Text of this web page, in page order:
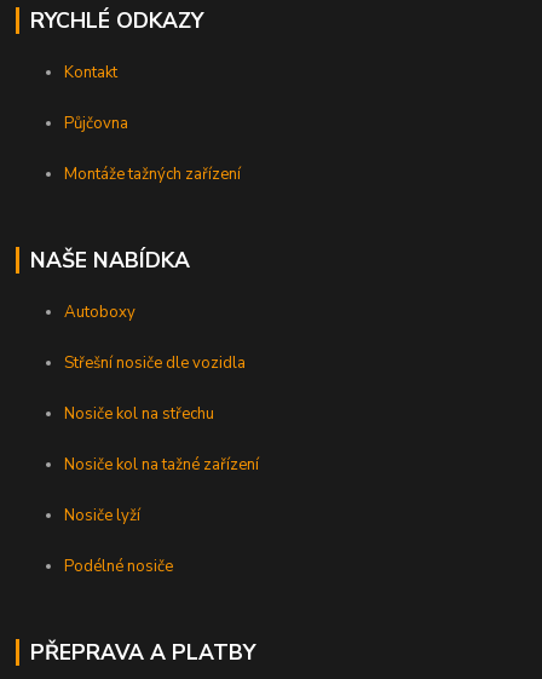
RYCHLÉ ODKAZY
Kontakt
Půjčovna
Montáže tažných zařízení
NAŠE NABÍDKA
Autoboxy
Střešní nosiče dle vozidla
Nosiče kol na střechu
Nosiče kol na tažné zařízení
Nosiče lyží
Podélné nosiče
PŘEPRAVA A PLATBY